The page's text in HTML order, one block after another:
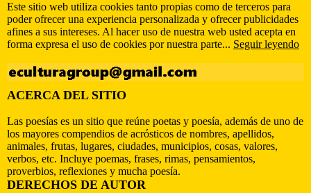
Este sitio web utiliza cookies tanto propias como de terceros para
poder ofrecer una experiencia personalizada y ofrecer publicidades
afines a sus intereses. Al hacer uso de nuestra web usted acepta en
forma expresa el uso de cookies por nuestra parte... Seguir leyendo
ACERCA DEL SITIO
Las poesías es un sitio que reúne poetas y poesía, además de uno de
los mayores compendios de acrósticos de nombres, apellidos,
animales, frutas, lugares, ciudades, municipios, cosas, valores,
verbos, etc. Incluye poemas, frases, rimas, pensamientos,
proverbios, reflexiones y mucha poesía.
DERECHOS DE AUTOR